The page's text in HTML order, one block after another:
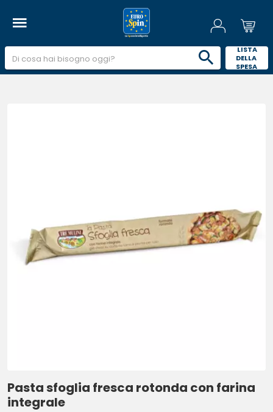
LISTA
DELLA
SPESA
Pasta sfoglia fresca rotonda con farina
integrale